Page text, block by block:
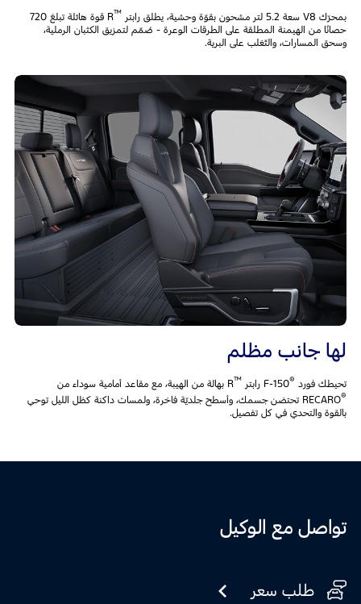
بمحرّك V8 سعة 5.2 لتر مشحون بقوّة وحشية، يطلق رابتر ™
R قوة هائلة تبلغ 720
حصانًا من الهيمنة المطلقة على الطرقات الوعرة - صُمّم لتمزيق الكثبان الرملية،
وسحق المسارات، والتّغلب على البرية.
لها جانب مظلم
تحيطك فورد ®F‑150 رابتر ™R بهالة من الهيبة، مع مقاعد أمامية سوداء من
®
RECARO تحتضن جسمك، وأسطح جلديّة فاخرة، ولمسات داكنة كظل الليل توحي
بالقوة والتحدي في كل تفصيل.
تواصل مع الوكيل
طلب سعر